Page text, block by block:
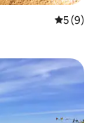
Note
5 (9)